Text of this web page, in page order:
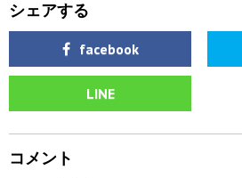
シェアする
facebook
LINE
コメント